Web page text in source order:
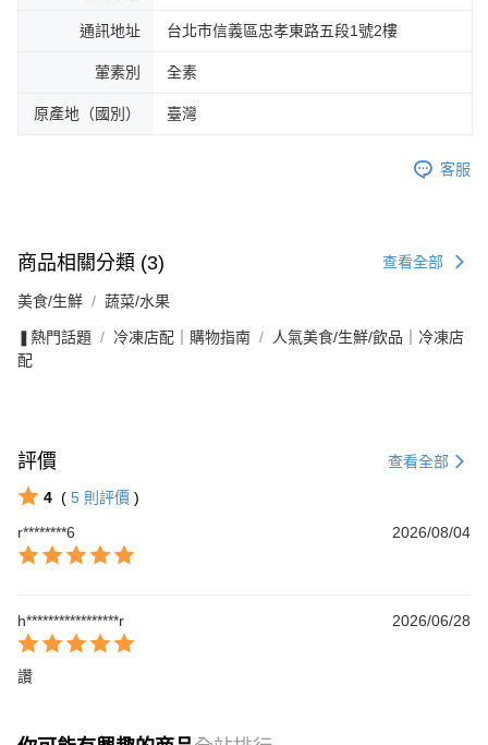
通訊地址 台北市信義區忠孝東路五段1號2樓
葷素別 全素
原產地（國別） 臺灣
客服
商品相關分類 (3) 查看全部
美食/生鮮 蔬菜/水果
❚熱門話題 冷凍店配｜購物指南
人氣美食/生鮮/飲品｜冷凍店
配
評價 查看全部
4 ( 5 則評價 )
r********6
2026/08/04
h*****************r 2026/06/28
讚